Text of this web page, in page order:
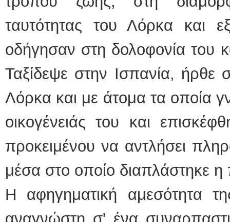
ταυτότητας του Λόρκα και
οδήγησαν στη δολοφονία του
Ταξίδεψε στην Ισπανία, ήρθε
Λόρκα και με άτομα τα οποία
οικογένειάς του και
προκειμένου να αντλήσει
μέσα στο οποίο διαπλάστηκε
Η αφηγηματική αμεσότητα